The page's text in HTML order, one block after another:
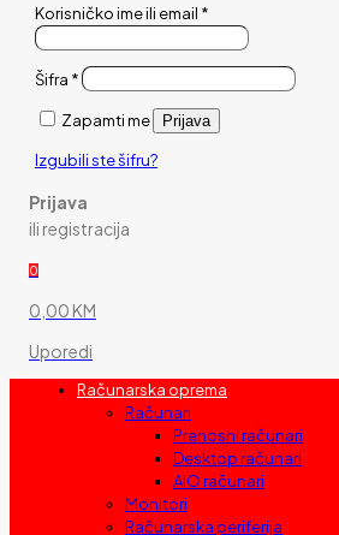
Korisničko ime ili email *
Šifra *
Zapamti me Prijava
Izgubili ste šifru?
Prijava
ili registracija
0
0,00 KM
Uporedi
Računarska oprema
Računari
Prenosni računari
Desktop računari
AIO računari
Monitori
Računarska periferija